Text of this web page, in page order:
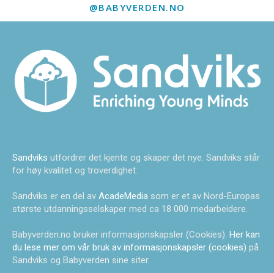
@BABYVERDEN.NO
Sandviks utfordrer det kjente og skaper det nye. Sandviks står
for høy kvalitet og troverdighet.
Sandviks er en del av AcadeMedia som er et av Nord-Europas
største utdanningsselskaper med ca 18 000 medarbeidere.
Babyverden.no bruker informasjonskapsler (Cookies). Her kan
du lese mer om vår bruk av informasjonskapsler (cookies) på
Sandviks og Babyverden sine siter.